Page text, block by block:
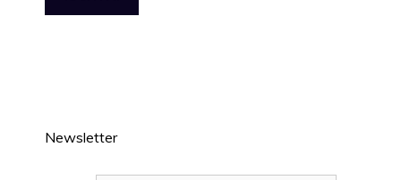
Newsletter